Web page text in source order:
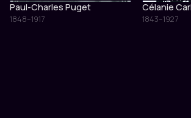
Paul-Charles Puget
1848–1917
Célanie
1843–1927